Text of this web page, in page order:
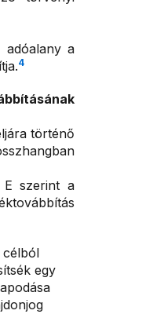
adóalany a
4
történő
E szerint a
célból
egy